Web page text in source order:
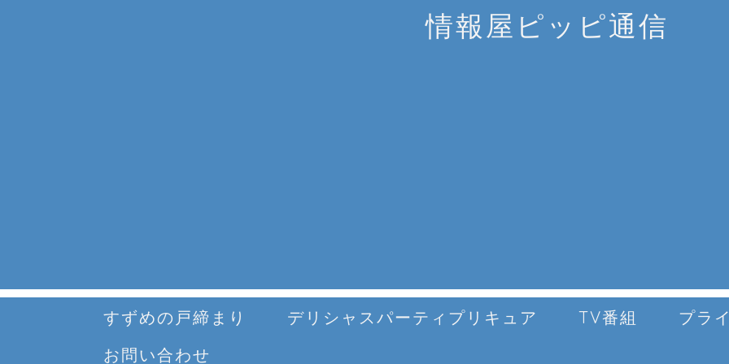
情報屋ピッピ通信
すずめの戸締まり デリシャスパーティプリキュア TV番組
プラ
お問い合わせ